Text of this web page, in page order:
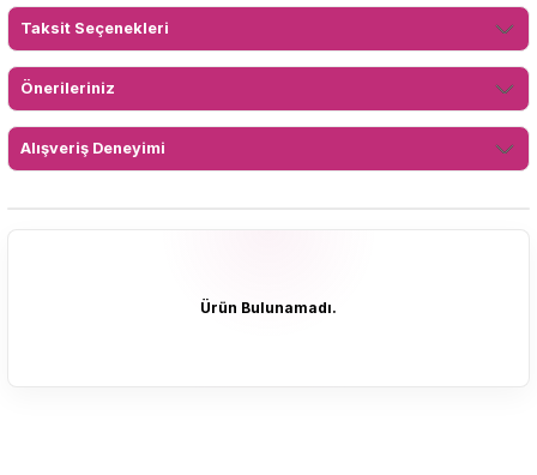
Taksit Seçenekleri
Önerileriniz
Alışveriş Deneyimi
Ürün Bulunamadı.